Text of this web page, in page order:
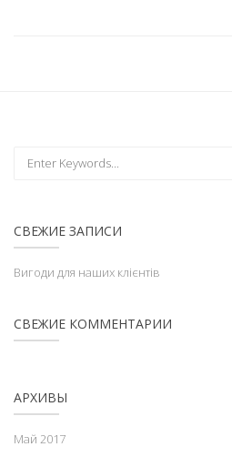
СВЕЖИЕ ЗАПИСИ
Вигоди для наших клієнтів
СВЕЖИЕ КОММЕНТАРИИ
АРХИВЫ
Май 2017